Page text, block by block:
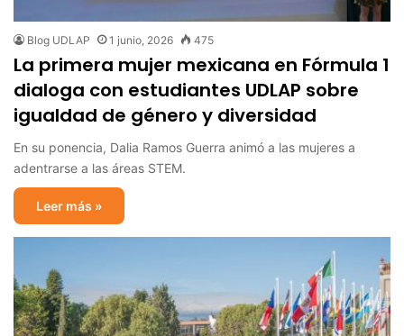
Blog UDLAP 1 junio, 2026 475
La primera mujer mexicana en Fórmula 1
dialoga con estudiantes UDLAP sobre
igualdad de género y diversidad
En su ponencia, Dalia Ramos Guerra animó a las mujeres a
adentrarse a las áreas STEM.
Leer más »